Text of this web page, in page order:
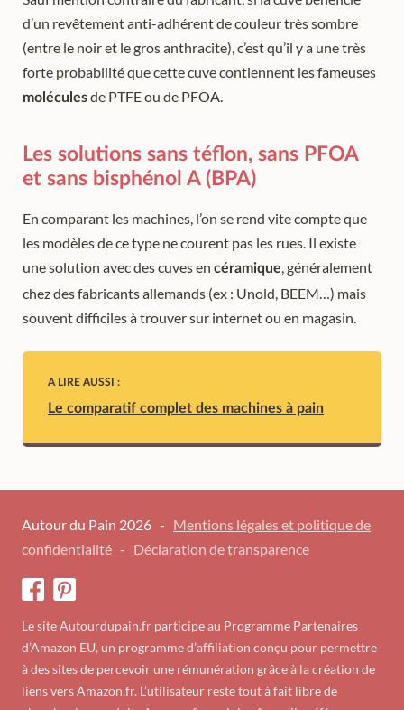
d’un revêtement anti-adhérent de couleur très sombre
(entre le noir et le gros anthracite), c’est qu’il y a une très
forte probabilité que cette cuve contiennent les fameuses
moléculesde PTFE ou de PFOA.
Les solutions sans téflon, sans PFOA
et sans bisphénol A (BPA)
En comparant les machines, l’on se rend vite compte que
les modèles de ce type ne courent pas les rues. Il existe
une solution avec des cuves en céramique , généralement
chez des fabricants allemands (ex : Unold, BEEM…) mais
souvent difficiles à trouver sur internet ou en magasin.
A LIRE AUSSI :
Le comparatif complet des machines à pain
Autour du Pain 2026 - Mentions légales et politique de
confidentialité - Déclaration de transparence
Le site Autourdupain.fr participe au Programme Partenaires
d’Amazon EU, un programme d’affiliation conçu pour permettre
à des sites de percevoir une rémunération grâce à la création de
liens vers Amazon.fr. L’utilisateur reste tout à fait libre de